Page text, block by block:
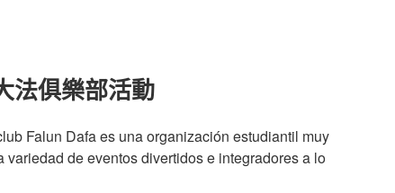
法俱樂部活動
Falun Dafa es una organización estudiantil muy
de eventos divertidos e integradores a lo